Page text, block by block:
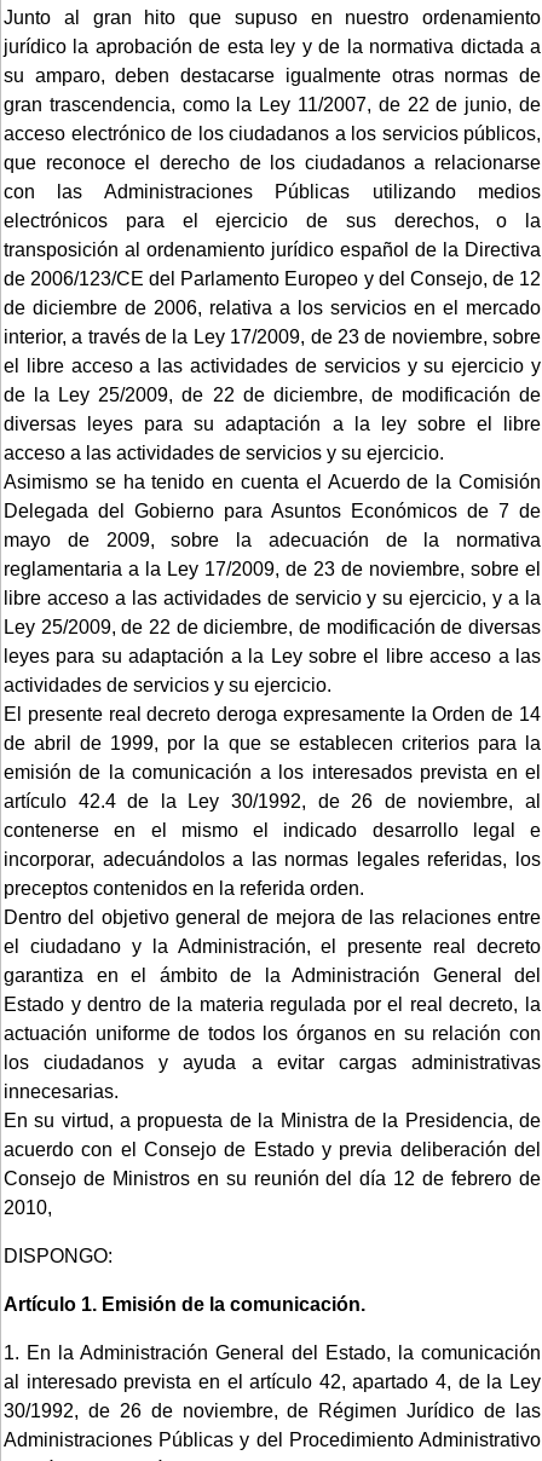
Junto al gran hito que supuso en nuestro ordenamiento
jurídico la aprobación de esta ley y de la normativa dictada a
su amparo, deben destacarse igualmente otras normas de
gran trascendencia, como la Ley 11/2007, de 22 de junio, de
acceso electrónico de los ciudadanos a los servicios públicos,
que reconoce el derecho de los ciudadanos a relacionarse
con las Administraciones Públicas utilizando medios
electrónicos para el ejercicio de sus derechos, o la
transposición al ordenamiento jurídico español de la Directiva
de 2006/123/CE del Parlamento Europeo y del Consejo, de 12
de diciembre de 2006, relativa a los servicios en el mercado
interior, a través de la Ley 17/2009, de 23 de noviembre, sobre
el libre acceso a las actividades de servicios y su ejercicio y
de la Ley 25/2009, de 22 de diciembre, de modificación de
diversas leyes para su adaptación a la ley sobre el libre
acceso a las actividades de servicios y su ejercicio.
Asimismo se ha tenido en cuenta el Acuerdo de la Comisión
Delegada del Gobierno para Asuntos Económicos de 7 de
mayo de 2009, sobre la adecuación de la normativa
reglamentaria a la Ley 17/2009, de 23 de noviembre, sobre el
libre acceso a las actividades de servicio y su ejercicio, y a la
Ley 25/2009, de 22 de diciembre, de modificación de diversas
leyes para su adaptación a la Ley sobre el libre acceso a las
actividades de servicios y su ejercicio.
El presente real decreto deroga expresamente la Orden de 14
de abril de 1999, por la que se establecen criterios para la
emisión de la comunicación a los interesados prevista en el
artículo 42.4 de la Ley 30/1992, de 26 de noviembre, al
contenerse en el mismo el indicado desarrollo legal e
incorporar, adecuándolos a las normas legales referidas, los
preceptos contenidos en la referida orden.
Dentro del objetivo general de mejora de las relaciones entre
el ciudadano y la Administración, el presente real decreto
garantiza en el ámbito de la Administración General del
Estado y dentro de la materia regulada por el real decreto, la
actuación uniforme de todos los órganos en su relación con
los ciudadanos y ayuda a evitar cargas administrativas
innecesarias.
En su virtud, a propuesta de la Ministra de la Presidencia, de
acuerdo con el Consejo de Estado y previa deliberación del
Consejo de Ministros en su reunión del día 12 de febrero de
2010,
DISPONGO:
Artículo 1. Emisión de la comunicación.
1. En la Administración General del Estado, la comunicación
al interesado prevista en el artículo 42, apartado 4, de la Ley
30/1992, de 26 de noviembre, de Régimen Jurídico de las
Administraciones Públicas y del Procedimiento Administrativo